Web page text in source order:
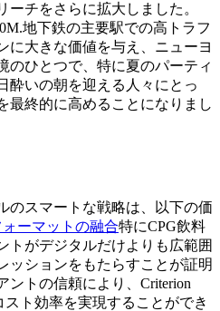
ーチをさらに拡大しました。
地下鉄の主要駅での高トラフ
に大きな価値を与え、ニューヨ
のひとつで、特に夏のパーティ
酔いの朝を迎える人々にとっ
最終的に高めることになりまし
のスマートな戦略は、以下の価
ーマットの融合特にCPG飲料
トがデジタルだけよりも広範囲
ッションをもたらすことが証明
ントの信頼により、Criterion
ト効率を実現することができ